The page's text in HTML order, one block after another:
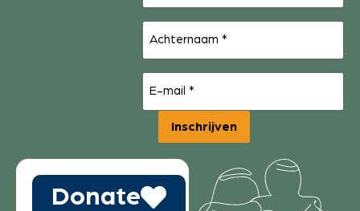
Achternaam
E-
mail(Vereist)
Inschrijven
Donate